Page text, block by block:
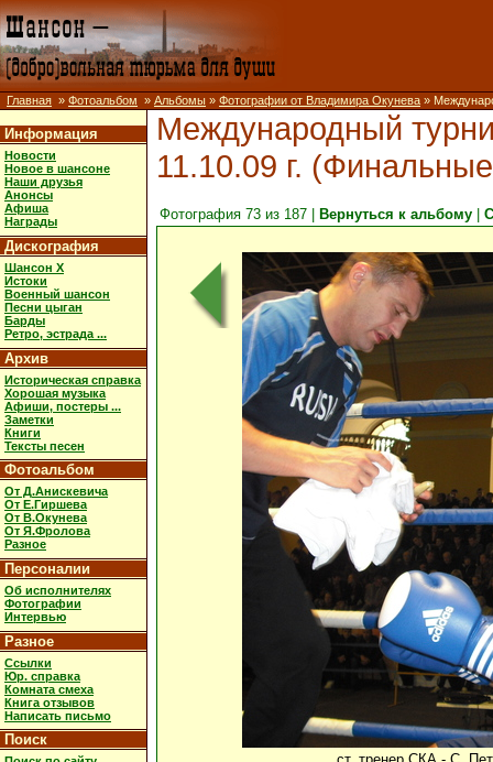
Главная » Фотоальбом » Альбомы » Фотографии от Владимира Окунева »
Информация
Новости
Новое в шансоне
Наши друзья
Анонсы
Афиша
Награды
Дискография
Шансон X
Истоки
Военный шансон
Песни цыган
Барды
Ретро, эстрада ...
Архив
Историческая справка
Хорошая музыка
Афиши, постеры ...
Заметки
Книги
Тексты песен
Фотоальбом
От Д.Анискевича
От Е.Гиршева
От В.Окунева
От Я.Фролова
Разное
Персоналии
Об исполнителях
Фотографии
Интервью
Разное
Ссылки
Юр. справка
Комната смеха
Книга отзывов
Написать письмо
Поиск
Международный
11.10.09 г.
Фотография 73 из 187 | Вернуться к альбому